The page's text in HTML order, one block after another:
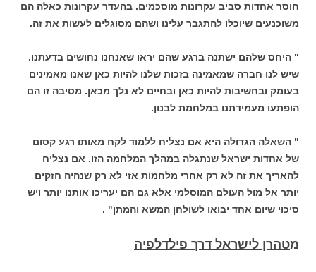
חוסר אחדות סביב עקרונות מוסכמים. בהעדר עקרונות כאלה הם
משוכנעים שיוכלו להתגבר עלינו ושהם מסוגלים לעשות את זה.
" היחס שלהם ישתנה ברגע שהם יראו שאנחנו נחושים בדעתנו.
שיש לנו חברה שמאמינה בזכות שלנו להיות כאן שאנו מאמינים
בעומק ובחשיבות להיות כאן ובחיים לא נלך מכאן. מסיבה זו הם
הופתעו מעמידתנו במלחמת לבנון.
" השאלה הגדולה היא אם נצליח ללמוד לקח מאותו רגע קסום
של אחדות ישראל שנתגלה במהלך המלחמה הזו. אם נצליח
להאריך את זה לא רק אחרי מלחמות אזי לא רק שנהיה חזקים
יותר אל מול העולם המוסלמי אלא גם הם יעריכו אותנו יותר ויש
סיכוי שיום אחד יבואו לשולחן המשא והמתן" .
מטהרן לישראל דרך פילדלפיה